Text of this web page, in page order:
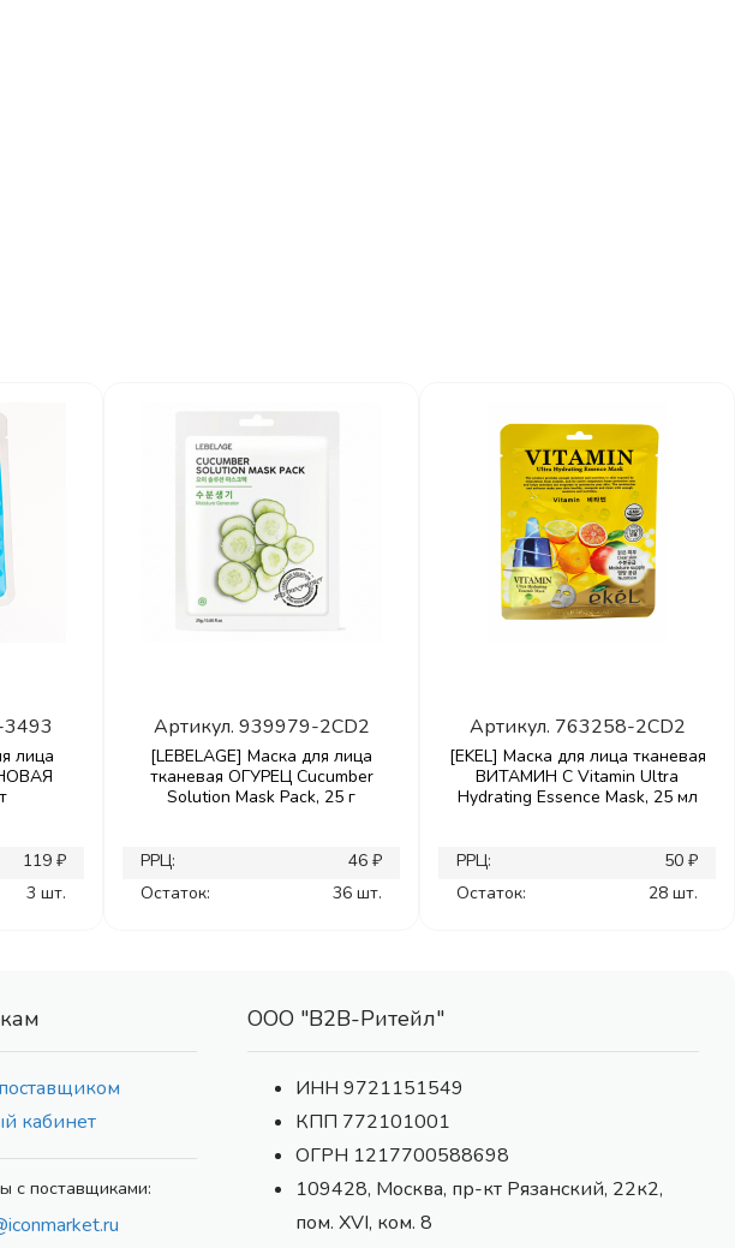
лица
119 ₽
3 шт.
Артикул. 939979-2CD2
[LEBELAGE] Маска для лица
тканевая ОГУРЕЦ Cucumber
Solution Mask Pack, 25 г
РРЦ:
46 ₽
Остаток:
36 шт.
Артикул. 763258-2CD2
[EKEL] Маска для лица тканевая
ВИТАМИН С Vitamin Ultra
Hydrating Essence Mask, 25 мл
РРЦ:
50 ₽
Остаток:
28 шт.
кабинет
с поставщиками:
ООО "В2В-Ритейл"
ИНН 9721151549
КПП 772101001
ОГРН 1217700588698
109428, Москва, пр-кт Рязанский, 22к2,
пом. XVI, ком. 8